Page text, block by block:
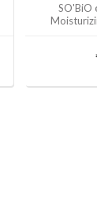
SO'BiO